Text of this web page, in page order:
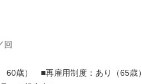
回
歳） ■再雇用制度：あり（65歳）